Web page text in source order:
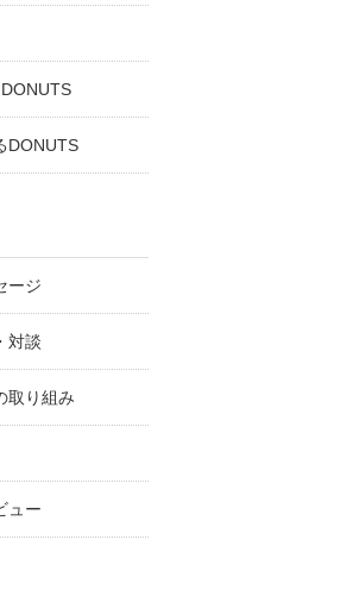
DONUTS
ージ
対談
取り組み
ュー